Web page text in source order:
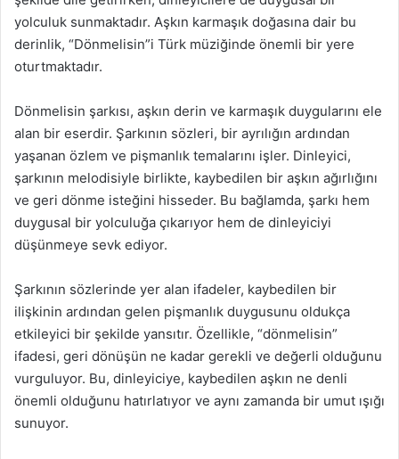
yolculuk sunmaktadır. Aşkın karmaşık doğasına dair bu
derinlik, “Dönmelisin”i Türk müziğinde önemli bir yere
oturtmaktadır.
Dönmelisin şarkısı, aşkın derin ve karmaşık duygularını ele
alan bir eserdir. Şarkının sözleri, bir ayrılığın ardından
yaşanan özlem ve pişmanlık temalarını işler. Dinleyici,
şarkının melodisiyle birlikte, kaybedilen bir aşkın ağırlığını
ve geri dönme isteğini hisseder. Bu bağlamda, şarkı hem
duygusal bir yolculuğa çıkarıyor hem de dinleyiciyi
düşünmeye sevk ediyor.
Şarkının sözlerinde yer alan ifadeler, kaybedilen bir
ilişkinin ardından gelen pişmanlık duygusunu oldukça
etkileyici bir şekilde yansıtır. Özellikle, “dönmelisin”
ifadesi, geri dönüşün ne kadar gerekli ve değerli olduğunu
vurguluyor. Bu, dinleyiciye, kaybedilen aşkın ne denli
önemli olduğunu hatırlatıyor ve aynı zamanda bir umut ışığı
sunuyor.